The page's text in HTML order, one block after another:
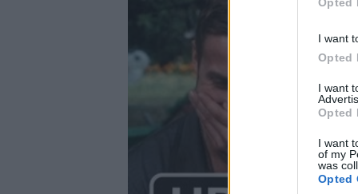
I want
Opted
I want
Opted
I want
of my
was
Opted